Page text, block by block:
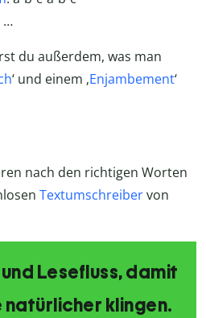
…
du außerdem, was man
‘ und einem ‚Enjambement‘
nach den richtigen Worten
Textumschreibervon
Lesefluss, damit
natürlicher klingen.